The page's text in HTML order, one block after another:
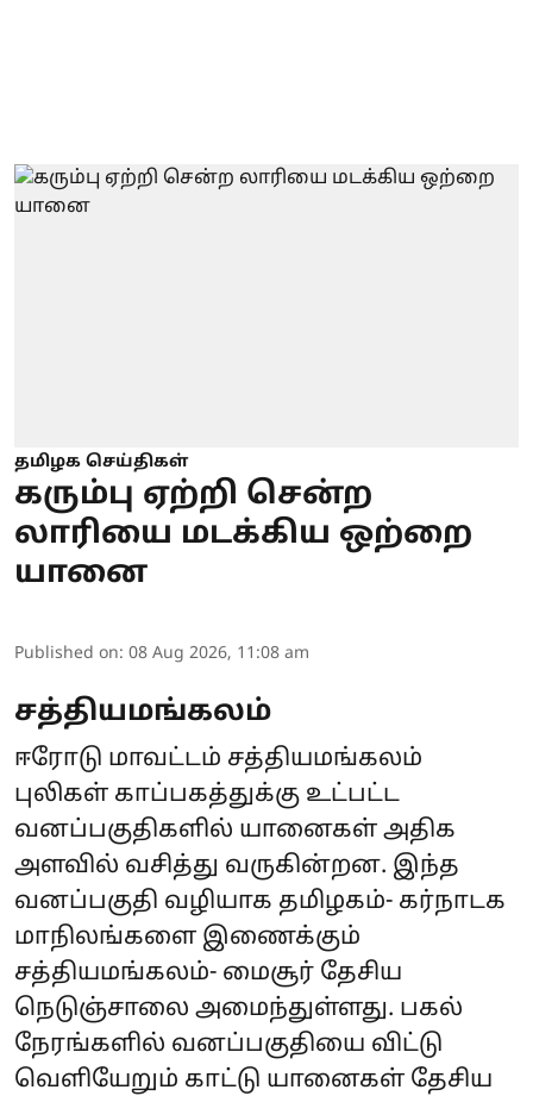
தமிழக செய்திகள்
கரும்பு ஏற்றி சென்ற
லாரியை மடக்கிய ஒற்றை
யானை
Published on: 08 Aug 2026, 11:08 am
சத்தியமங்கலம்
ஈரோடு மாவட்டம் சத்தியமங்கலம்
புலிகள் காப்பகத்துக்கு உட்பட்ட
வனப்பகுதிகளில் யானைகள் அதிக
அளவில் வசித்து வருகின்றன. இந்த
வனப்பகுதி வழியாக தமிழகம்- கர்நாடக
மாநிலங்களை இணைக்கும்
சத்தியமங்கலம்- மைசூர் தேசிய
நெடுஞ்சாலை அமைந்துள்ளது. பகல்
நேரங்களில் வனப்பகுதியை விட்டு
வெளியேறும் காட்டு யானைகள் தேசிய